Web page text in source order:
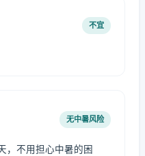
不宜
无中暑风险
，不用担心中暑的困